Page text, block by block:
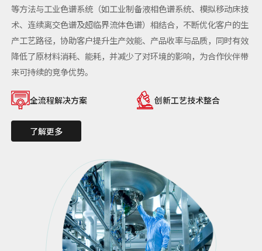
等方法与工业色谱系统（如工业制备液相色谱系统、模拟移动床技
术、连续离交色谱及超临界流体色谱）相结合，不断优化客户的生
产工艺路径，协助客户提升生产效能、产品收率与品质，同时有效
降低了原材料消耗、能耗，并减少了对环境的影响，为合作伙伴带
来可持续的竞争优势。
全流程解决方案 创新工艺技术整合
了解更多